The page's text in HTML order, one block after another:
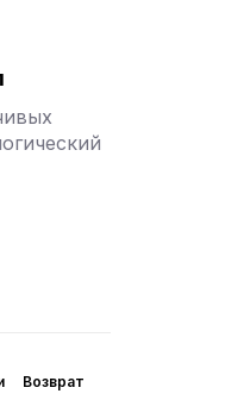
Возврат